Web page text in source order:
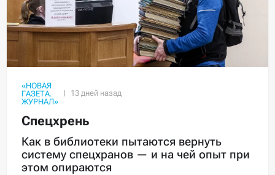
«НОВАЯ
ГАЗЕТА.
ЖУРНАЛ»
Спецхрень
Как в библиотеки пытаются вернуть
систему спецхранов — и на чей опыт при
этом опираются